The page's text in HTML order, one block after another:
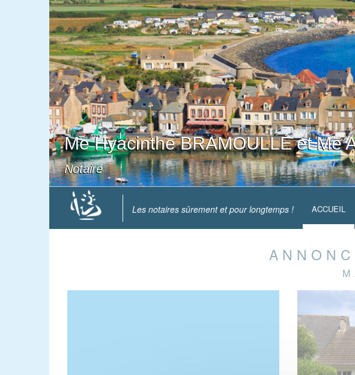
Me Hyacinthe BRAMOULLÉ et Me
Notaire
Les notaires sûrement et pour longtemps ! ACCUEIL